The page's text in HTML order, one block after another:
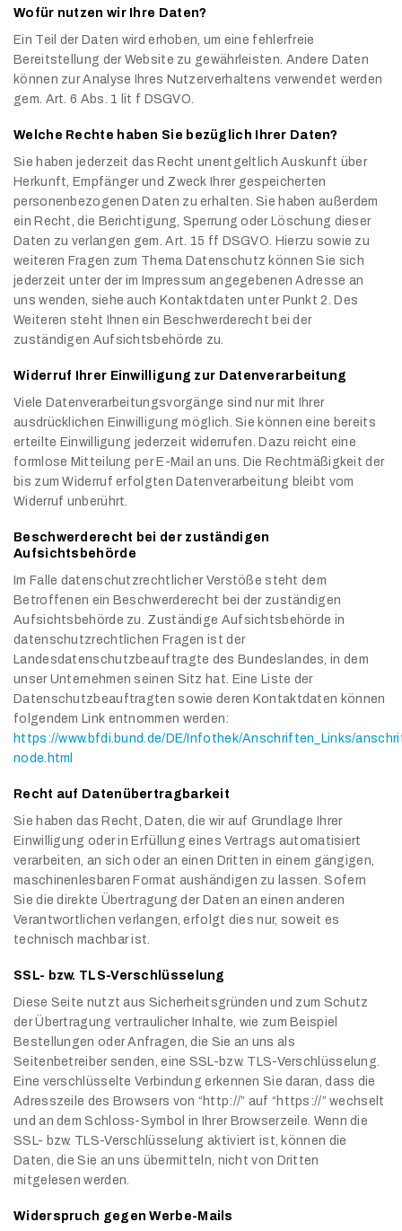
Wofür nutzen wir Ihre Daten?
Ein Teil der Daten wird erhoben, um eine fehlerfreie
Bereitstellung der Website zu gewährleisten. Andere Daten
können zur Analyse Ihres Nutzerverhaltens verwendet werden
gem. Art. 6 Abs. 1 lit f DSGVO.
Welche Rechte haben Sie bezüglich Ihrer Daten?
Sie haben jederzeit das Recht unentgeltlich Auskunft über
Herkunft, Empfänger und Zweck Ihrer gespeicherten
personenbezogenen Daten zu erhalten. Sie haben außerdem
ein Recht, die Berichtigung, Sperrung oder Löschung dieser
Daten zu verlangen gem. Art. 15 ff DSGVO. Hierzu sowie zu
weiteren Fragen zum Thema Datenschutz können Sie sich
jederzeit unter der im Impressum angegebenen Adresse an
uns wenden, siehe auch Kontaktdaten unter Punkt 2. Des
Weiteren steht Ihnen ein Beschwerderecht bei der
zuständigen Aufsichtsbehörde zu.
Widerruf Ihrer Einwilligung zur Datenverarbeitung
Viele Datenverarbeitungsvorgänge sind nur mit Ihrer
ausdrücklichen Einwilligung möglich. Sie können eine bereits
erteilte Einwilligung jederzeit widerrufen. Dazu reicht eine
formlose Mitteilung per E-Mail an uns. Die Rechtmäßigkeit der
bis zum Widerruf erfolgten Datenverarbeitung bleibt vom
Widerruf unberührt.
Beschwerderecht bei der zuständigen
Aufsichtsbehörde
Im Falle datenschutzrechtlicher Verstöße steht dem
Betroffenen ein Beschwerderecht bei der zuständigen
Aufsichtsbehörde zu. Zuständige Aufsichtsbehörde in
datenschutzrechtlichen Fragen ist der
Landesdatenschutzbeauftragte des Bundeslandes, in dem
unser Unternehmen seinen Sitz hat. Eine Liste der
Datenschutzbeauftragten sowie deren Kontaktdaten können
folgendem Link entnommen werden:
https://www.bfdi.bund.de/DE/Infothek/Anschriften_Links/
node.html
Recht auf Datenübertragbarkeit
Sie haben das Recht, Daten, die wir auf Grundlage Ihrer
Einwilligung oder in Erfüllung eines Vertrags automatisiert
verarbeiten, an sich oder an einen Dritten in einem gängigen,
maschinenlesbaren Format aushändigen zu lassen. Sofern
Sie die direkte Übertragung der Daten an einen anderen
Verantwortlichen verlangen, erfolgt dies nur, soweit es
technisch machbar ist.
SSL- bzw. TLS-Verschlüsselung
Diese Seite nutzt aus Sicherheitsgründen und zum Schutz
der Übertragung vertraulicher Inhalte, wie zum Beispiel
Bestellungen oder Anfragen, die Sie an uns als
Seitenbetreiber senden, eine SSL-bzw. TLS-Verschlüsselung.
Eine verschlüsselte Verbindung erkennen Sie daran, dass die
Adresszeile des Browsers von “http://” auf “https://” wechselt
und an dem Schloss-Symbol in Ihrer Browserzeile. Wenn die
SSL- bzw. TLS-Verschlüsselung aktiviert ist, können die
Daten, die Sie an uns übermitteln, nicht von Dritten
mitgelesen werden.
Widerspruch gegen Werbe-Mails